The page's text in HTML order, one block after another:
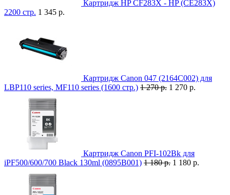
Картридж HP CF283X - HP (CE283X)
2200 стр. 1 345 р.
Картридж Canon 047 (2164C002) для
LBP110 series, MF110 series (1600 стр.) 1 270 р. 1 270 р.
Картридж Canon PFI-102Bk для
iPF500/600/700 Black 130ml (0895B001) 1 180 р. 1 180 р.